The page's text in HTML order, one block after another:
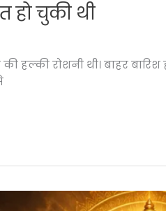
हो चुकी थी
रोशनी थी। बाहर